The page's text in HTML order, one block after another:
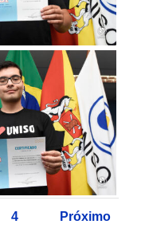
4 Próximo